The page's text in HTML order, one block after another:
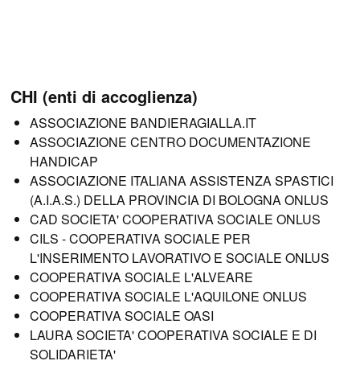
CHI (enti di accoglienza)
ASSOCIAZIONE BANDIERAGIALLA.IT
ASSOCIAZIONE CENTRO DOCUMENTAZIONE
HANDICAP
ASSOCIAZIONE ITALIANA ASSISTENZA SPASTICI
(A.I.A.S.) DELLA PROVINCIA DI BOLOGNA ONLUS
CAD SOCIETA' COOPERATIVA SOCIALE ONLUS
CILS - COOPERATIVA SOCIALE PER
L'INSERIMENTO LAVORATIVO E SOCIALE ONLUS
COOPERATIVA SOCIALE L'ALVEARE
COOPERATIVA SOCIALE L'AQUILONE ONLUS
COOPERATIVA SOCIALE OASI
LAURA SOCIETA' COOPERATIVA SOCIALE E DI
SOLIDARIETA'